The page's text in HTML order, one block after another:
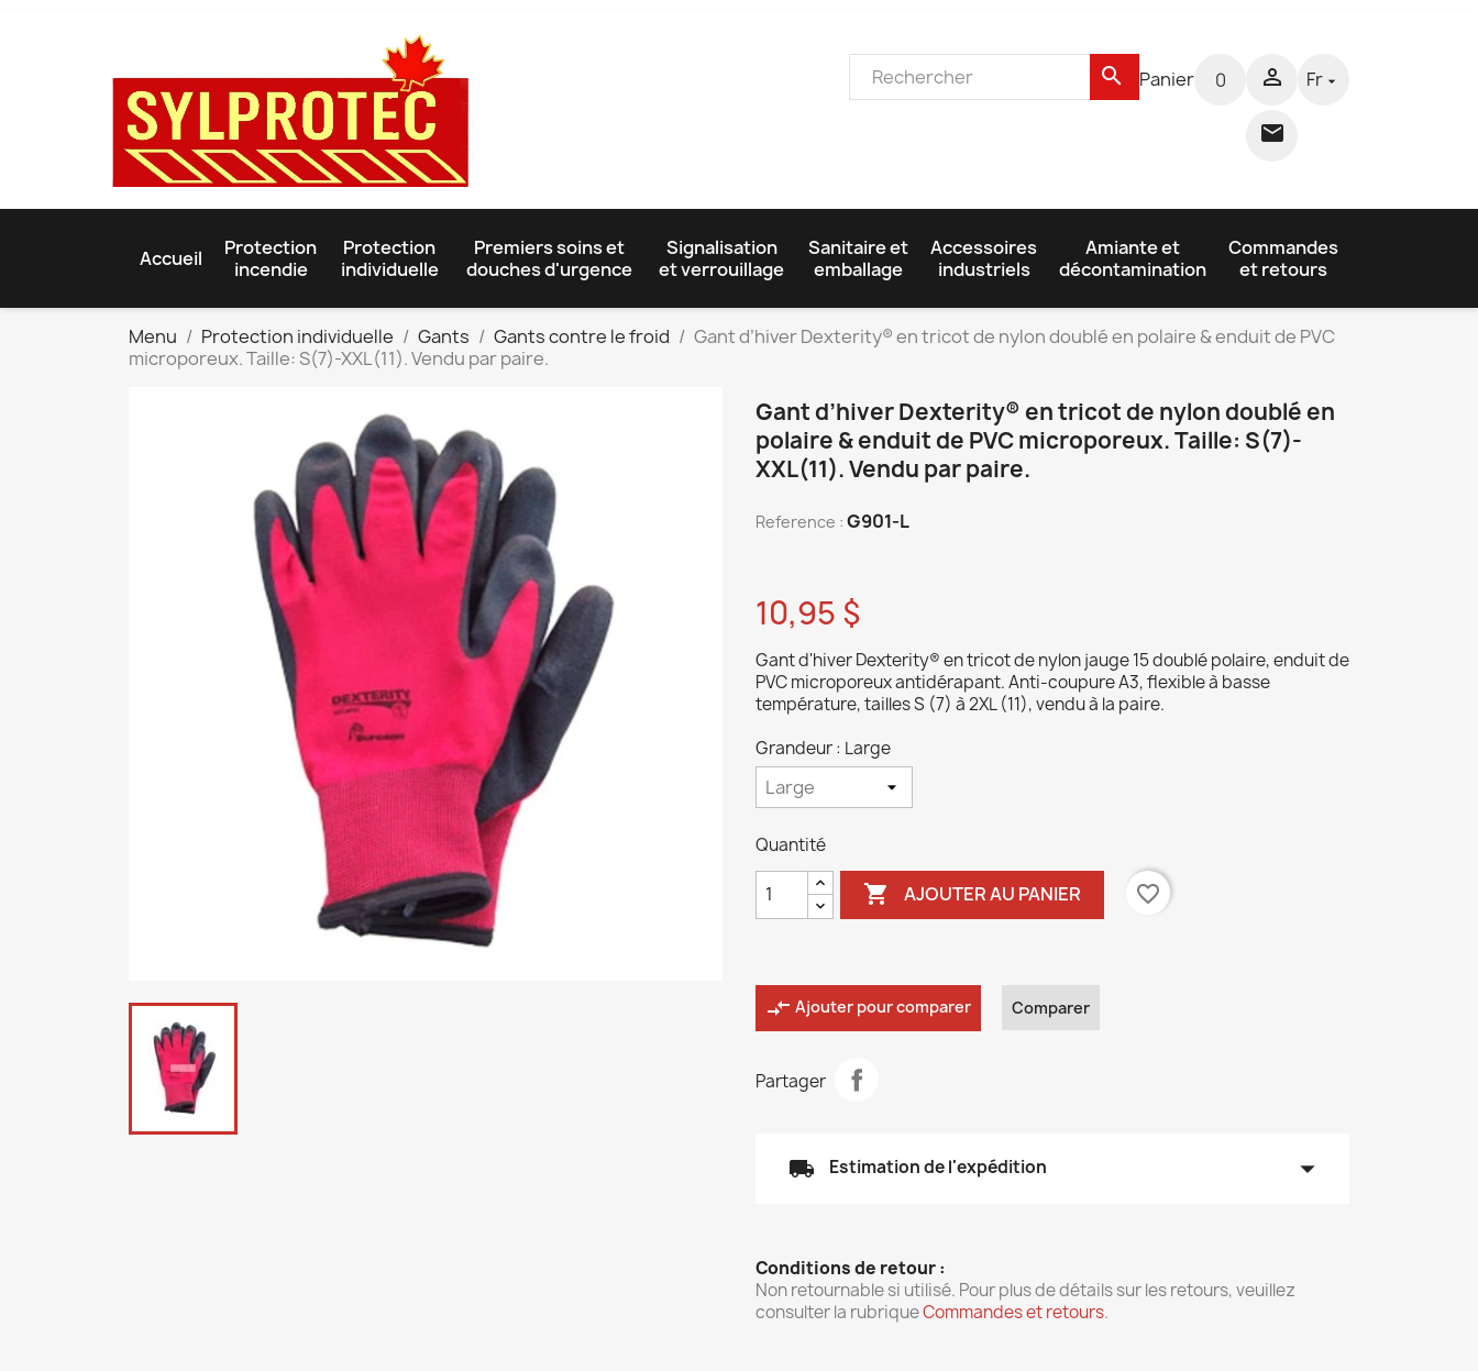
search Panier 0 

Fr 
Accueil
Protection
incendie
Protection
individuelle
Premiers soins et
douches d'urgence
Signalisation
et verrouillage
Sanitaire et
emballage
Accessoires
industriels
Amiante et
décontamination
Commandes
et retours
Menu Protection individuelle Gants Gants contre le froid
Gant d’hiver Dexterity® en tricot de nylon doublé en polaire & enduit de PVC
microporeux. Taille: S(7)-XXL(11). Vendu par paire.
Gant d’hiver Dexterity® en tricot de nylon doublé en
polaire & enduit de PVC microporeux. Taille: S(7)-
XXL(11). Vendu par paire.
Reference : G901-L
10,95 $
Gant d'hiver Dexterity® en tricot de nylon jauge 15 doublé polaire, enduit de
PVC microporeux antidérapant. Anti-coupure A3, flexible à basse
température, tailles S (7) à 2XL (11), vendu à la paire.
Grandeur : Large
Quantité
 AJOUTER AU PANIER favorite_border
compare_arrows Ajouter pour comparer Comparer
Partager
local_shipping Estimation de l'expédition arrow_drop_down
Conditions de retour :
Non retournable si utilisé. Pour plus de détails sur les retours, veuillez
consulter la rubriqueCommandes et retours.